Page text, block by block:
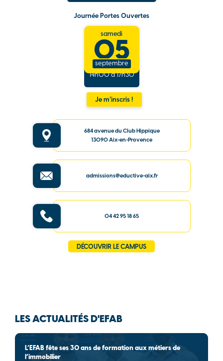
Journée Portes Ouvertes
samedi
05
septembre
14h00 à 17h30
Je m’inscris !
684 avenue du Club Hippique
13090 Aix-en-Provence
admissions@eductive-aix.fr
04 42 95 18 65
DÉCOUVRIR LE CAMPUS
LES ACTUALITÉS D'EFAB
L’EFAB fête ses 30 ans de formation aux métiers de
l’immobilier